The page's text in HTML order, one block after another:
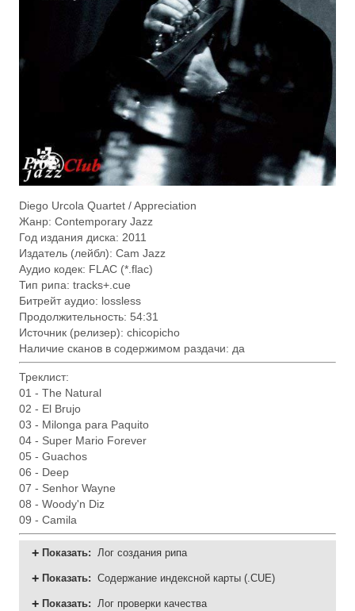
Diego Urcola Quartet / Appreciation
Жанр: Contemporary Jazz
Год издания диска: 2011
Издатель (лейбл): Cam Jazz
Аудио кодек: FLAC (*.flac)
Тип рипа: tracks+.cue
Битрейт аудио: lossless
Продолжительность: 54:31
Источник (релизер): chicopicho
Наличие сканов в содержимом раздачи: да
Треклист:
01 - The Natural
02 - El Brujo
03 - Milonga para Paquito
04 - Super Mario Forever
05 - Guachos
06 - Deep
07 - Senhor Wayne
08 - Woody'n Diz
09 - Camila
Показать: Лог создания рипа
Показать: Содержание индексной карты (.CUE)
Показать: Лог проверки качества